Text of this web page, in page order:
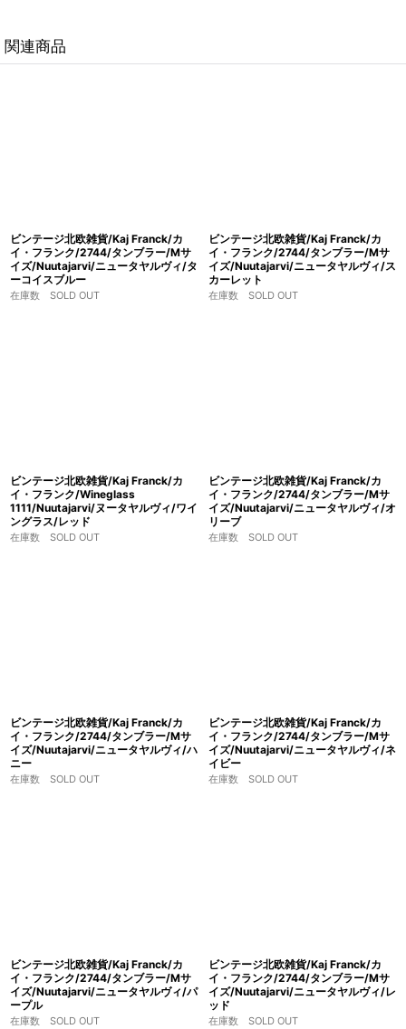
関連商品
ビンテージ北欧雑貨/Kaj Franck/カ
イ・フランク/2744/タンブラー/Mサ
イズ/Nuutajarvi/ニュータヤルヴィ/タ
ーコイスブルー
在庫数 SOLD OUT
ビンテージ北欧雑貨/Kaj Franck/カ
イ・フランク/2744/タンブラー/Mサ
イズ/Nuutajarvi/ニュータヤルヴィ/ス
カーレット
在庫数 SOLD OUT
ビンテージ北欧雑貨/Kaj Franck/カ
イ・フランク/Wineglass
1111/Nuutajarvi/ヌータヤルヴィ/ワイ
ングラス/レッド
在庫数 SOLD OUT
ビンテージ北欧雑貨/Kaj Franck/カ
イ・フランク/2744/タンブラー/Mサ
イズ/Nuutajarvi/ニュータヤルヴィ/オ
リーブ
在庫数 SOLD OUT
ビンテージ北欧雑貨/Kaj Franck/カ
イ・フランク/2744/タンブラー/Mサ
イズ/Nuutajarvi/ニュータヤルヴィ/ハ
ニー
在庫数 SOLD OUT
ビンテージ北欧雑貨/Kaj Franck/カ
イ・フランク/2744/タンブラー/Mサ
イズ/Nuutajarvi/ニュータヤルヴィ/ネ
イビー
在庫数 SOLD OUT
ビンテージ北欧雑貨/Kaj Franck/カ
イ・フランク/2744/タンブラー/Mサ
イズ/Nuutajarvi/ニュータヤルヴィ/パ
ープル
在庫数 SOLD OUT
ビンテージ北欧雑貨/Kaj Franck/カ
イ・フランク/2744/タンブラー/Mサ
イズ/Nuutajarvi/ニュータヤルヴィ/レ
ッド
在庫数 SOLD OUT